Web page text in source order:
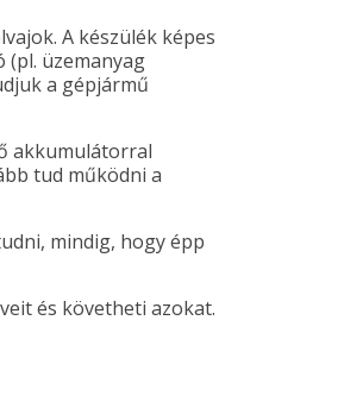
A készülék képes
(pl. üzemanyag
a gépjármű
akkumulátorral
tud működni a
mindig, hogy épp
és követheti azokat.